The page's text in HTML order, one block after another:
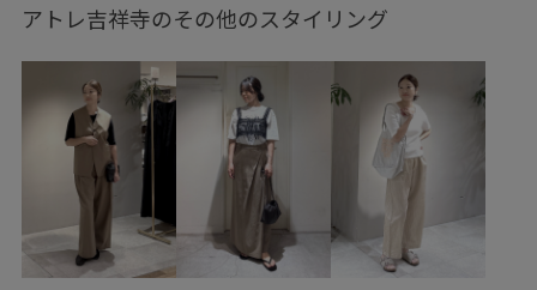
アクセサリー アンダーウェア イヤホン
ウォッシュ加工 ウォーム感 オケージョン オフィス
オフィスカジュアル オンにもオフにも オールインワン
カジュアル カーディガン
カーディガンのインナーアイテム
コットン100% コラボ コラボアイテム ゴム仕様
アトレ吉祥寺のその他のスタイリング